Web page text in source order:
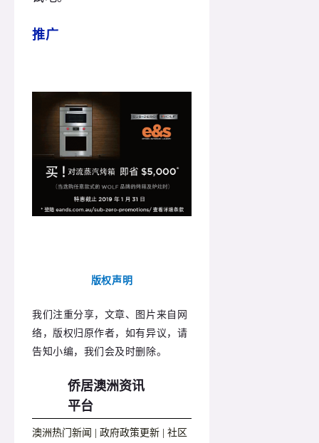
推广
版权声明
我们注重分享，文章、图片来自网
络，版权归原作者，如有异议，请
告知小编，我们会及时删除。
侨居澳洲资讯
平台
澳洲热门新闻 | 政府政策更新 | 社区